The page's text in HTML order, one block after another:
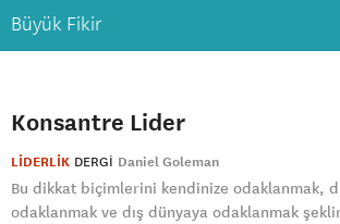
Büyük Fikir
Konsantre Lider
LİDERLİK DERGI Daniel Goleman
Bu dikkat biçimlerini kendinize odaklanmak,
odaklanmak ve dış dünyaya odaklanmak